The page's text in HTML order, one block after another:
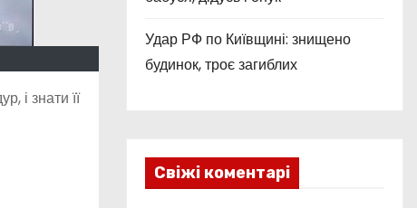
і знати її
Удар РФ по Київщині: знищено
будинок, троє загиблих
Свіжі коментарі